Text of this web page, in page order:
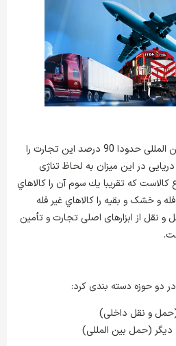
حمل دریایی کالا در تجارت بین المللی حدودا 90 درصد این تجارت را
در این میزان به لحاظ تناژی
كه تقريبا يك سوم آن را كالاهاي
و خشک و بقيه را كالاهاي غير فله
نقل از ابزارهای اصلی تجارت و تأمین
دو حوزه دسته بندی کرد:
و نقل داخلی)
(حمل بین المللی)